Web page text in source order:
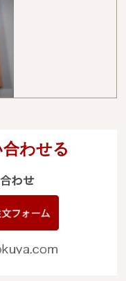
わせる
info@akita-